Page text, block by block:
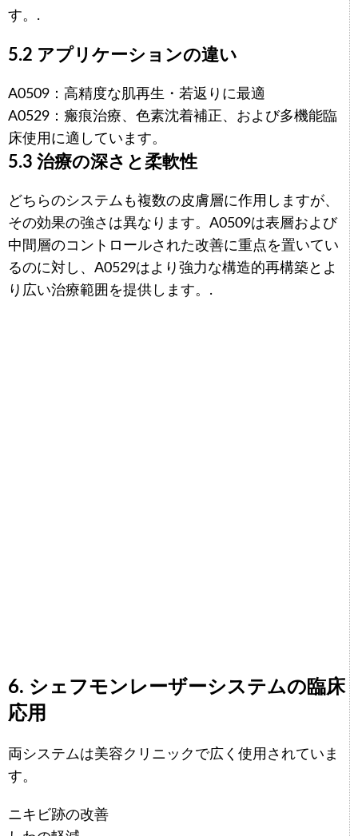
す。.
5.2 アプリケーションの違い
A0509：高精度な肌再生・若返りに最適
A0529：瘢痕治療、色素沈着補正、および多機能臨
床使用に適しています。
5.3 治療の深さと柔軟性
どちらのシステムも複数の皮膚層に作用しますが、
その効果の強さは異なります。A0509は表層および
中間層のコントロールされた改善に重点を置いてい
るのに対し、A0529はより強力な構造的再構築とよ
り広い治療範囲を提供します。.
6. シェフモンレーザーシステムの臨床
応用
両システムは美容クリニックで広く使用されていま
す。
ニキビ跡の改善